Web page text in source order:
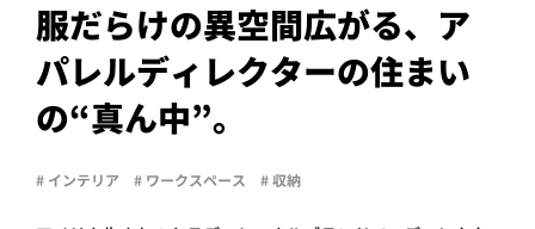
ライフレー
つい
服だらけの異空間広がる、ア
パレルディレクターの住まい
の“真ん中”。
# インテリア # ワークスペース # 収納